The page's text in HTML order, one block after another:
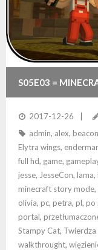
S05E03 =
POSZUKIWANIA
FAJERWERKAMI!
2017-12-26
admin, alex,
Elytra wings,
full hd, game,
jesse, JesseCon, lama,
minecraft story mode,
olivia, pc, petra, pl, po
portal,
Stampy Cat, Twierdza
walkthrought,